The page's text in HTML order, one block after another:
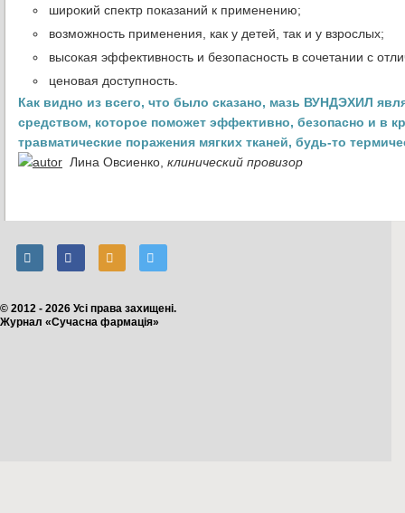
широкий спектр показаний к применению;
возможность применения, как у детей, так и у взрослых;
высокая эффективность и безопасность в сочетании с
ценовая доступность.
Как видно из всего, что было сказано, мазь ВУНДЭХИЛ
средством, которое поможет эффективно, безопасно и в
травматические поражения мягких тканей, будь-то
Лина Овсиенко, клинический провизор
© 2012 - 2026 Усі права захищені.
Журнал «Сучасна фармація»